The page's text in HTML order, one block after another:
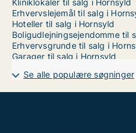
Kliniklokaler til salg i Hornsyld
Erhvervslejemål til salg i
Hoteller til salg i Hornsyld
Boligudlejningsejendomme til
Erhvervsgrunde til salg i
Garager til salg i Hornsyld
Se alle populære søgninger